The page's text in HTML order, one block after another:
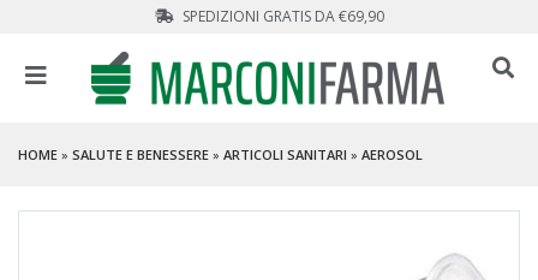
SPEDIZIONI GRATIS DA €69,90
HOME » SALUTE E BENESSERE » ARTICOLI SANITARI » AEROSOL